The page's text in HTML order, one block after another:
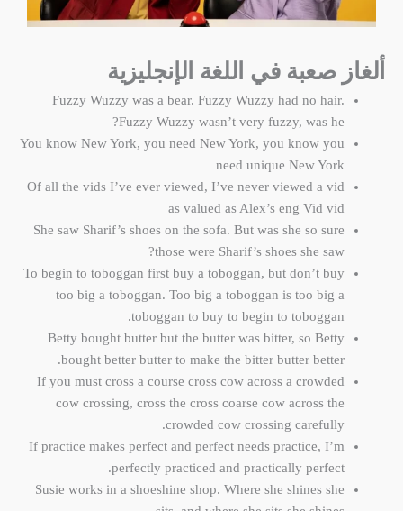
ألغاز صعبة في اللغة الإنجليزية
Fuzzy Wuzzy was a bear. Fuzzy Wuzzy had no hair.
Fuzzy Wuzzy wasn’t very fuzzy, was he?
You know New York, you need New York, you know you
need unique New York
Of all the vids I’ve ever viewed, I’ve never viewed a vid
as valued as Alex’s eng Vid vid
She saw Sharif’s shoes on the sofa. But was she so sure
those were Sharif’s shoes she saw?
To begin to toboggan first buy a toboggan, but don’t buy
too big a toboggan. Too big a toboggan is too big a
toboggan to buy to begin to toboggan.
Betty bought butter but the butter was bitter, so Betty
bought better butter to make the bitter butter better.
If you must cross a course cross cow across a crowded
cow crossing, cross the cross coarse cow across the
crowded cow crossing carefully.
If practice makes perfect and perfect needs practice, I’m
perfectly practiced and practically perfect.
Susie works in a shoeshine shop. Where she shines she